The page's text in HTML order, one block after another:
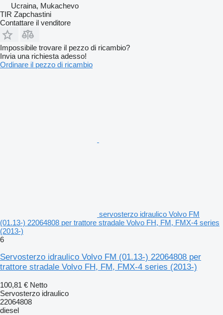
Ucraina, Mukachevo
TIR Zapchastini
Contattare il venditore
Impossibile trovare il pezzo di ricambio?
Invia una richiesta adesso!
Ordinare il pezzo di ricambio
servosterzo idraulico Volvo FM
(01.13-) 22064808 per trattore stradale Volvo FH, FM, FMX-4 series
(2013-)
6
Servosterzo idraulico Volvo FM (01.13-) 22064808 per
trattore stradale Volvo FH, FM, FMX-4 series (2013-)
100,81 € Netto
Servosterzo idraulico
22064808
diesel